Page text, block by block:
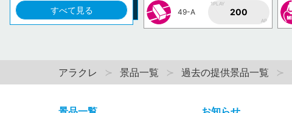
すべて見る 49-A
1PLAY
200
AP
アラクレ 景品一覧 過去の提供景品一覧